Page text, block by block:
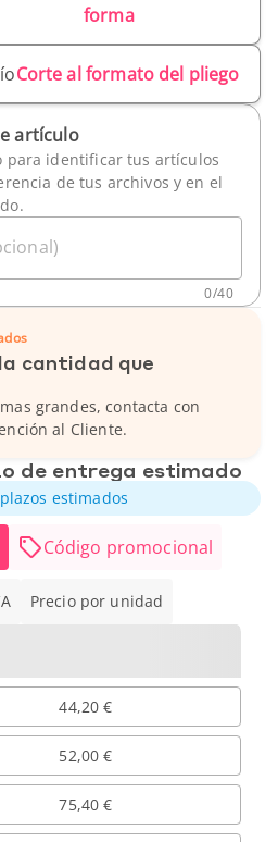
forma
Corte al formato del pliego
artículo
para identificar tus artículos
de tus archivos y en el
0/40
cantidad que
grandes, contacta con
al Cliente.
de entrega estimado
estimados
Código promocional
Precio por unidad
44,20 €
52,00 €
75,40 €